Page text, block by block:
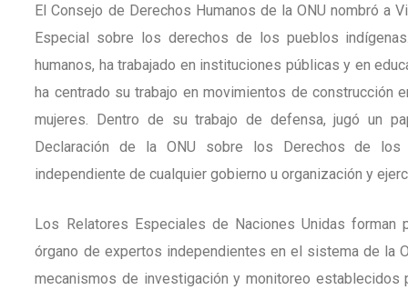
El Consejo de Derechos Humanos de la ONU nombró a
Especial sobre los derechos de los pueblos
humanos, ha trabajado en instituciones públicas y en
ha centrado su trabajo en movimientos de construcción
mujeres. Dentro de su trabajo de defensa, jugó un
Declaración de la ONU sobre los Derechos de los
independiente de cualquier gobierno u organización y
Los Relatores Especiales de Naciones Unidas forman
órgano de expertos independientes en el sistema de la
mecanismos de investigación y monitoreo